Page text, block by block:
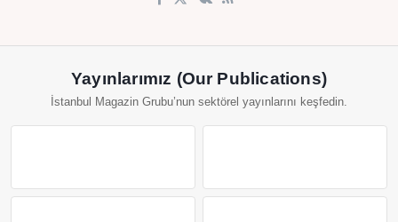
Yayınlarımız (Our Publications)
İstanbul Magazin Grubu’nun sektörel yayınlarını keşfedin.